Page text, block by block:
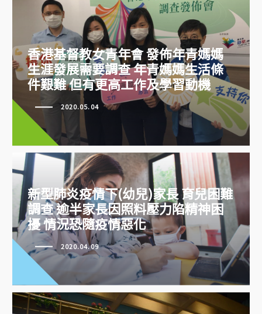
香港基督教女青年會 發佈年青媽
媽生涯發展需要調查 年青媽媽生
活條件艱難 但有更高工作及學習
動機
香港基督教女青年會 發佈年青媽媽
生涯發展需要調查 年青媽媽生活條
件艱難 但有更高工作及學習動機
2020.05.04
新型肺炎疫情下(幼兒)家長 育兒困
難調查 逾半家長因照料壓力陷精
神困擾 情況恐隨疫情惡化
新型肺炎疫情下(幼兒)家長 育兒困難
調查 逾半家長因照料壓力陷精神困
擾 情況恐隨疫情惡化
2020.04.09